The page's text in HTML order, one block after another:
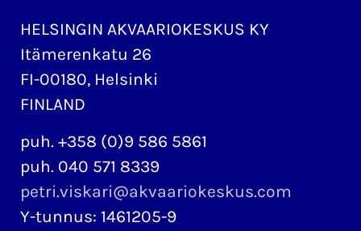
HELSINGIN AKVAARIOKESKUS KY
Itämerenkatu 26
FI-00180, Helsinki
FINLAND
puh. +358 (0)9 586 5861
puh. 040 571 8339
petri.viskari@akvaariokeskus.com
Y-tunnus: 1461205-9